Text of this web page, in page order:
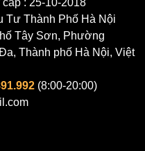
: 25-10-2018
Tư Thành Phố Hà Nội
Tây Sơn, Phường
Thành phố Hà Nội, Việt
(8:00-20:00)